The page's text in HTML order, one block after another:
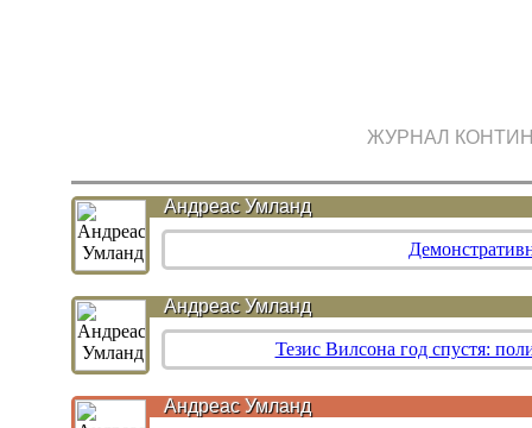
ЖУРНАЛ
Андреас Умланд
Андреас Умланд
Тезис Вилсона год спустя:
Андреас Умланд